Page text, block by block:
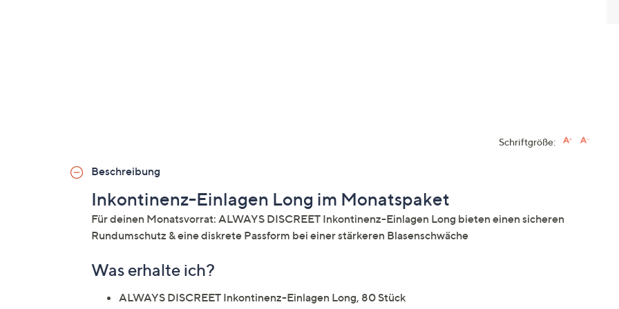
Schriftgröße:
Beschreibung
Inkontinenz-Einlagen Long im Monatspaket
Für deinen Monatsvorrat: ALWAYS DISCREET Inkontinenz-Einlagen Long bieten einen sicheren
Rundumschutz & eine diskrete Passform bei einer stärkeren Blasenschwäche
Was erhalte ich?
ALWAYS DISCREET Inkontinenz-Einlagen Long, 80 Stück